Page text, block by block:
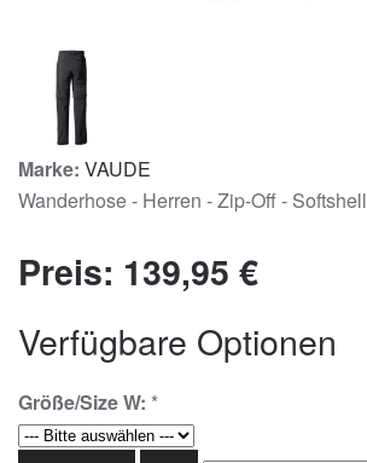
Marke: VAUDE
Wanderhose - Herren - Zip-Off - Softshell
Preis: 139,95 €
Verfügbare Optionen
Größe/Size W: *